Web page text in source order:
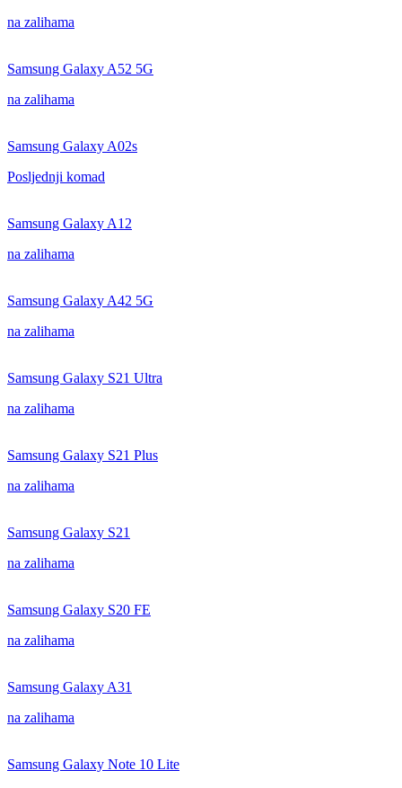
na zalihama
Samsung Galaxy A52 5G
na zalihama
Samsung Galaxy A02s
Posljednji komad
Samsung Galaxy A12
na zalihama
Samsung Galaxy A42 5G
na zalihama
Samsung Galaxy S21 Ultra
na zalihama
Samsung Galaxy S21 Plus
na zalihama
Samsung Galaxy S21
na zalihama
Samsung Galaxy S20 FE
na zalihama
Samsung Galaxy A31
na zalihama
Samsung Galaxy Note 10 Lite